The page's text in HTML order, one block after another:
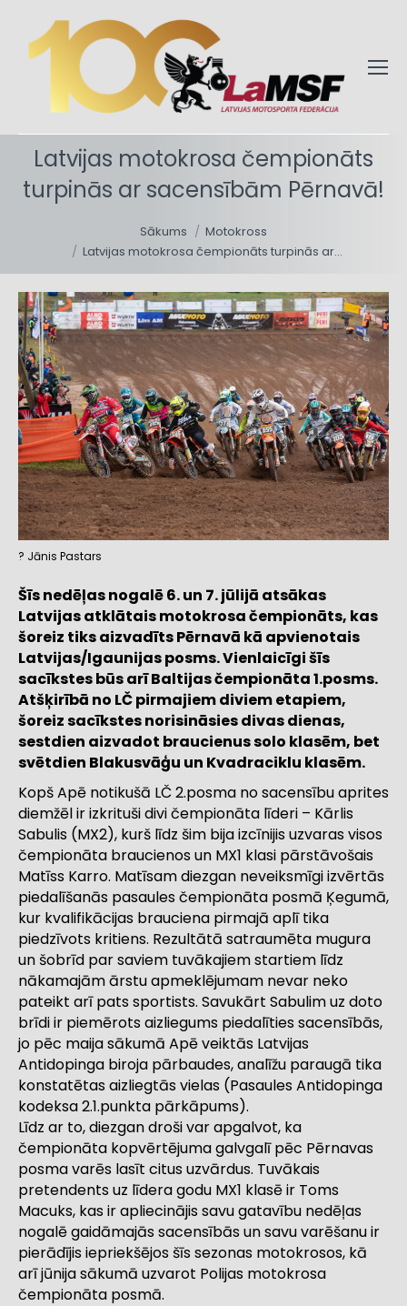
Latvijas motokrosa čempionāts
turpinās ar sacensībām Pērnavā!
Sākums
Motokross
Latvijas motokrosa čempionāts turpinās ar…
? Jānis Pastars
Šīs nedēļas nogalē 6. un 7. jūlijā atsākas
Latvijas atklātais motokrosa čempionāts, kas
šoreiz tiks aizvadīts Pērnavā kā apvienotais
Latvijas/Igaunijas posms. Vienlaicīgi šīs
sacīkstes būs arī Baltijas čempionāta 1.posms.
Atšķirībā no LČ pirmajiem diviem etapiem,
šoreiz sacīkstes norisināsies divas dienas,
sestdien aizvadot braucienus solo klasēm, bet
svētdien Blakusvāģu un Kvadraciklu klasēm.
Kopš Apē notikušā LČ 2.posma no sacensību aprites
diemžēl ir izkrituši divi čempionāta līderi – Kārlis
Sabulis (MX2), kurš līdz šim bija izcīnijis uzvaras visos
čempionāta braucienos un MX1 klasi pārstāvošais
Matīss Karro. Matīsam diezgan neveiksmīgi izvērtās
piedalīšanās pasaules čempionāta posmā Ķegumā,
kur kvalifikācijas brauciena pirmajā aplī tika
piedzīvots kritiens. Rezultātā satraumēta mugura
un šobrīd par saviem tuvākajiem startiem līdz
nākamajām ārstu apmeklējumam nevar neko
pateikt arī pats sportists. Savukārt Sabulim uz doto
brīdi ir piemērots aizliegums piedalīties sacensībās,
jo pēc maija sākumā Apē veiktās Latvijas
Antidopinga biroja pārbaudes, analīžu paraugā tika
konstatētas aizliegtās vielas (Pasaules Antidopinga
kodeksa 2.1.punkta pārkāpums).
Līdz ar to, diezgan droši var apgalvot, ka
čempionāta kopvērtējuma galvgalī pēc Pērnavas
posma varēs lasīt citus uzvārdus. Tuvākais
pretendents uz līdera godu MX1 klasē ir Toms
Macuks, kas ir apliecinājis savu gatavību nedēļas
nogalē gaidāmajās sacensībās un savu varēšanu ir
pierādījis iepriekšējos šīs sezonas motokrosos, kā
arī jūnija sākumā uzvarot Polijas motokrosa
čempionāta posmā.